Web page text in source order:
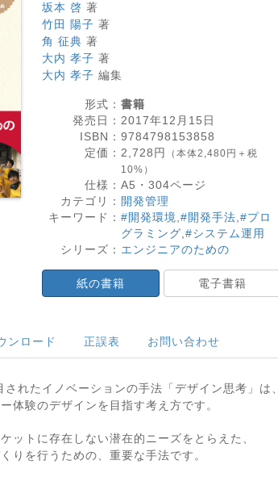
坂本 啓 著
竹田 陽子 著
角 征典 著
大内 孝子 著
大内 孝子 編集
形式： 書籍
発売日： 2017年12月15日
ISBN： 9784798153858
定価： 2,728 円
（本体2,480円＋税
10%）
仕様： A5・ 304ページ
カテゴリ： 開発管理
キーワード： #開発環境 #開発手法 #プロ
グラミング #システム運用
シリーズ： エンジニアのための
紙の書籍 電子書籍
ンロード 正誤表 お問い合わせ
れたイノベーションの手法「デザイン思考」は、
体験のデザインを目指す考え方です。
ットに存在しない潜在的ニーズをとらえた、
りを行うための、重要な手法です。